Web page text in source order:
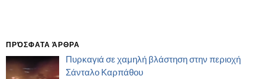
ΠΡΌΣΦΑΤΑ ΆΡΘΡΑ
Πυρκαγιά σε χαμηλή βλάστηση στην περιοχή
Σάνταλο Καρπάθου